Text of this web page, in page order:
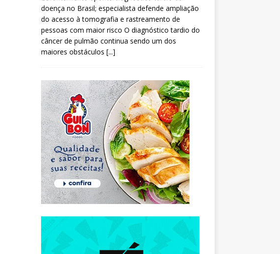
doença no Brasil; especialista defende ampliação
do acesso à tomografia e rastreamento de
pessoas com maior risco O diagnóstico tardio do
câncer de pulmão continua sendo um dos
maiores obstáculos [...]